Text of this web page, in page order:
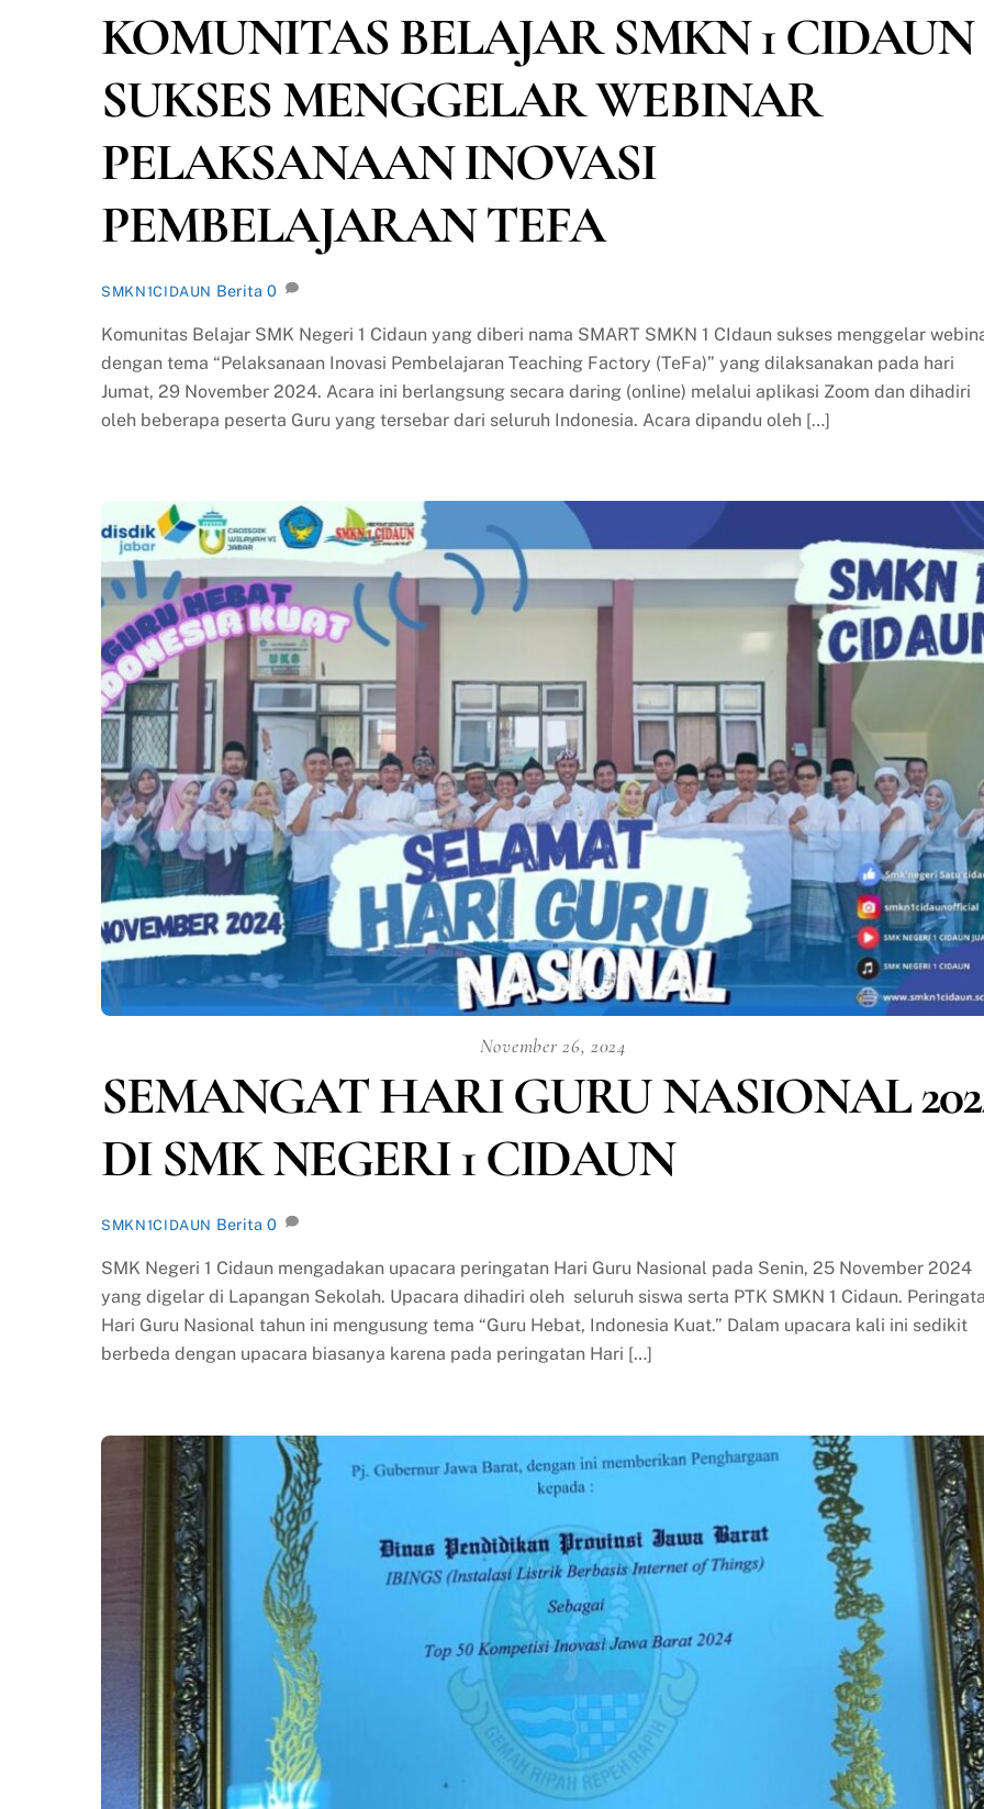
KOMUNITAS BELAJAR SMKN 1 CIDAUN
SUKSES MENGGELAR WEBINAR
PELAKSANAAN INOVASI
PEMBELAJARAN TEFA
SMKN1CIDAUN Berita 0
Komunitas Belajar SMK Negeri 1 Cidaun yang diberi nama SMART SMKN 1 CIdaun sukses menggelar
dengan tema “Pelaksanaan Inovasi Pembelajaran Teaching Factory (TeFa)” yang dilaksanakan pada hari
Jumat, 29 November 2024. Acara ini berlangsung secara daring (online) melalui aplikasi Zoom dan dihadiri
oleh beberapa peserta Guru yang tersebar dari seluruh Indonesia. Acara dipandu oleh […]
November 26, 2024
SEMANGAT HARI GURU NASIONAL
DI SMK NEGERI 1 CIDAUN
SMKN1CIDAUN Berita 0
SMK Negeri 1 Cidaun mengadakan upacara peringatan Hari Guru Nasional pada Senin, 25 November 2024
yang digelar di Lapangan Sekolah. Upacara dihadiri oleh seluruh siswa serta PTK SMKN 1 Cidaun.
Hari Guru Nasional tahun ini mengusung tema “Guru Hebat, Indonesia Kuat.” Dalam upacara kali ini sedikit
berbeda dengan upacara biasanya karena pada peringatan Hari […]